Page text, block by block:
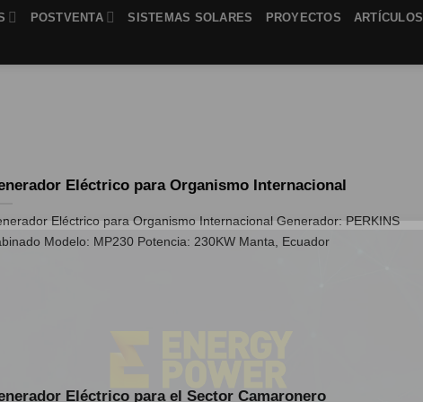
POSTVENTA SISTEMAS SOLARES PROYECTOS ARTÍCULOS
Eléctrico para Organismo Internacional
Eléctrico para Organismo Internacional Generador: PERKINS
Modelo: MP230 Potencia: 230KW Manta, Ecuador
Eléctrico para el Sector Camaronero